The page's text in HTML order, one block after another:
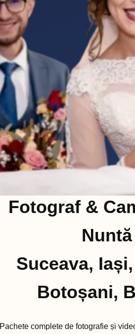
Fotograf &
Nuntă
Suceava,
Botoșani,
Pachete complete de fotografie și